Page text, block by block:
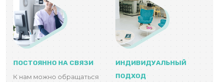
ПОСТОЯННО НА СВЯЗИ
К нам можно обращаться
ИНДИВИДУАЛЬНЫЙ
ПОДХОД